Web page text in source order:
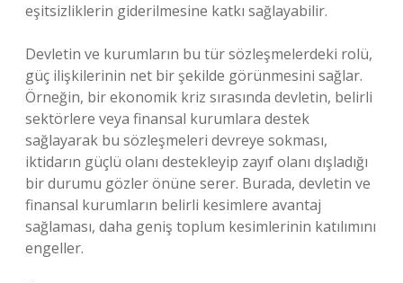
eşitsizliklerin giderilmesine katkı sağlayabilir.
Devletin ve kurumların bu tür sözleşmelerdeki rolü,
güç ilişkilerinin net bir şekilde görünmesini sağlar.
Örneğin, bir ekonomik kriz sırasında devletin, belirli
sektörlere veya finansal kurumlara destek
sağlayarak bu sözleşmeleri devreye sokması,
iktidarın güçlü olanı destekleyip zayıf olanı dışladığı
bir durumu gözler önüne serer. Burada, devletin ve
finansal kurumların belirli kesimlere avantaj
sağlaması, daha geniş toplum kesimlerinin katılımını
engeller.